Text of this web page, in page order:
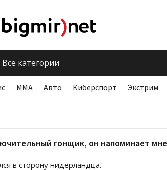
Все категории
ММА Авто Киберспорт Экстрим
гонщик, он напоминает мне
в сторону нидерландца.